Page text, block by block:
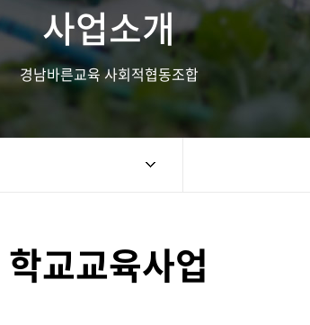
신청하기
강좌안내
기부신청
사업소개
경남바른교육 사회적협동조합
학교교육사업